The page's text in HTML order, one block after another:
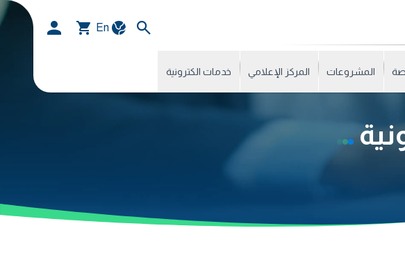
En
المشروعات المركز الإعلامي خدمات الكترونية